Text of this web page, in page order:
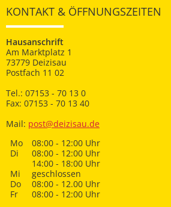
KONTAKT & ÖFFNUNGSZEITEN
Hausanschrift
Am Marktplatz 1
73779 Deizisau
Postfach 11 02
Tel.: 07153 - 70 13 0
Fax: 07153 - 70 13 40
Mail: post@deizisau.de
Mo
08:00 - 12:00 Uhr
Di
08:00 - 12:00 Uhr
14:00 - 18:00 Uhr
Mi
geschlossen
Do
08:00 - 12.00 Uhr
Fr
08:00 - 12:00 Uhr